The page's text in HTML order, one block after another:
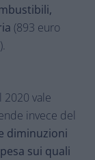
(893 euro
2020 vale
invece del
diminuzioni
sui quali